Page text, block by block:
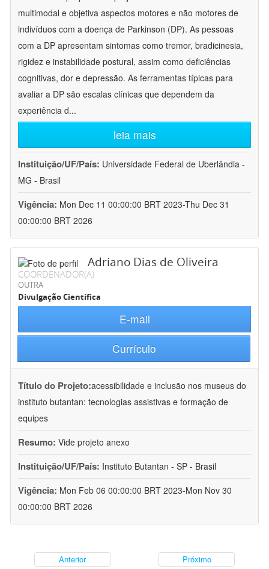
multimodal e objetiva aspectos motores e não motores de
indivíduos com a doença de Parkinson (DP). As pessoas
com a DP apresentam sintomas como tremor, bradicinesia,
rigidez e instabilidade postural, assim como deficiências
cognitivas, dor e depressão. As ferramentas típicas para
avaliar a DP são escalas clínicas que dependem da
experiência d...
leia mais
Instituição/UF/País: Universidade Federal de Uberlândia -
MG - Brasil
Vigência: Mon Dec 11 00:00:00 BRT 2023-Thu Dec 31
00:00:00 BRT 2026
Adriano Dias de Oliveira
COORDENADOR(A)
OUTRA
Divulgação Científica
E-mail
Currículo
Título do Projeto:acessibilidade e inclusão nos museus do
instituto butantan: tecnologias assistivas e formação de
equipes
Resumo: Vide projeto anexo
Instituição/UF/País: Instituto Butantan - SP - Brasil
Vigência: Mon Feb 06 00:00:00 BRT 2023-Mon Nov 30
00:00:00 BRT 2026
Anterior Próximo